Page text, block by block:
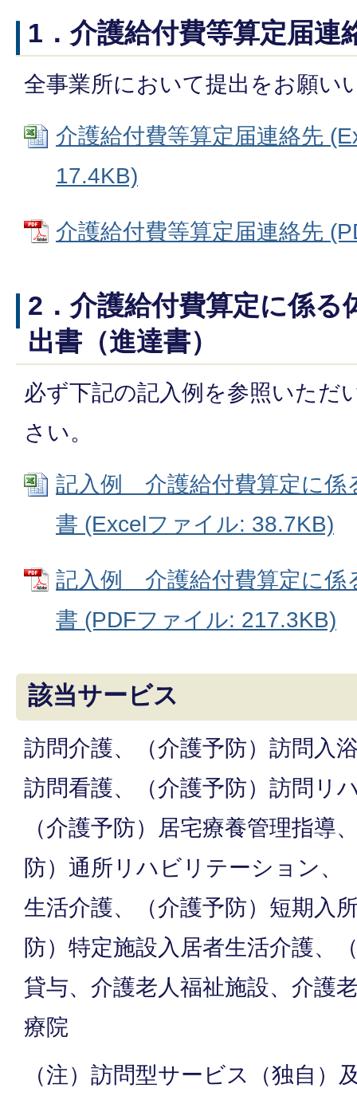
1．介護給付費等算定届連
全事業所において提出をお願い
介護給付費等算定届連絡先
17.4KB)
介護給付費等算定届連絡先
2．介護給付費算定に係る
出書（進達書）
必ず下記の記入例を参照いただ
さい。
記入例 介護給付費算定に係
書 (Excelファイル: 38.7KB)
記入例 介護給付費算定に係
書 (PDFファイル: 217.3KB)
該当サービス
訪問介護、（介護予防）訪問入
訪問看護、（介護予防）訪問リ
（介護予防）居宅療養管理指導
防）通所リハビリテーション、
生活介護、（介護予防）短期入
防）特定施設入居者生活介護、
貸与、介護老人福祉施設、介護
療院
（注）訪問型サービス（独自）